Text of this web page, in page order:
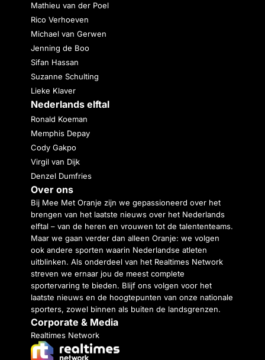
Mathieu van der Poel
Rico Verhoeven
Michael van Gerwen
Jenning de Boo
Sifan Hassan
Suzanne Schulting
Lieke Klaver
Nederlands elftal
Ronald Koeman
Memphis Depay
Cody Gakpo
Virgil van Dijk
Denzel Dumfries
Over ons
Bij Mee Met Oranje zijn we gepassioneerd over het
brengen van het laatste nieuws over het Nederlands
elftal – van de heren en vrouwen tot de talententeams.
Maar we gaan verder dan alleen Oranje: we volgen
ook andere sporten waarin Nederlandse atleten
uitblinken. Als onderdeel van het Realtimes Network
streven we ernaar jou de meest complete
sportervaring te bieden. Blijf ons volgen voor het
laatste nieuws en de hoogtepunten van onze nationale
sporters, zowel binnen als buiten de landsgrenzen.
Corporate & Media
Realtimes Network